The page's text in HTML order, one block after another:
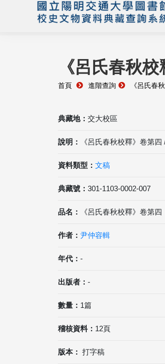
《呂氏春秋
首頁 進階查詢 《呂氏春
典藏地： 交大校區
說明： 《呂氏春秋校釋》卷第四
資料類型： 文稿
典藏號： 301-1103-0002-007
品名： 《呂氏春秋校釋》卷第四
作者： 尹仲容輯
年代： -
出版者： -
數量： 1篇
稽核資料： 12頁
版本： 打字稿